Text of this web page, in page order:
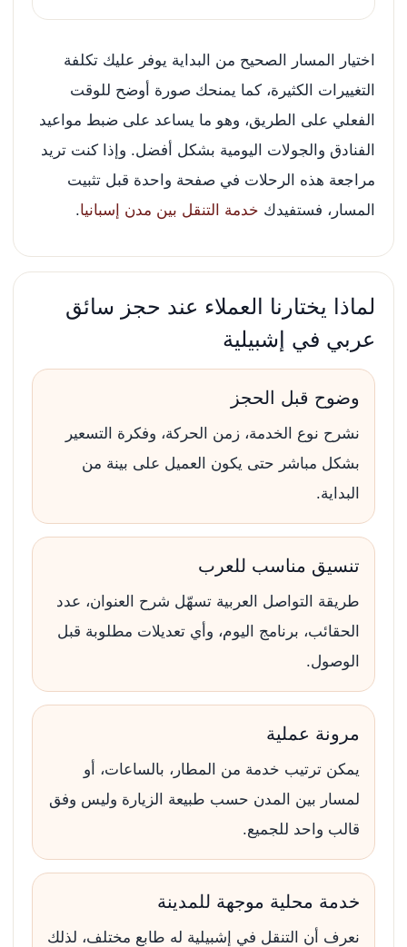
اختيار المسار الصحيح من البداية يوفر عليك تكلفة
التغييرات الكثيرة، كما يمنحك صورة أوضح للوقت
الفعلي على الطريق، وهو ما يساعد على ضبط مواعيد
الفنادق والجولات اليومية بشكل أفضل. وإذا كنت تريد
مراجعة هذه الرحلات في صفحة واحدة قبل تثبيت
المسار، فستفيدك خدمة التنقل بين مدن إسبانيا.
لماذا يختارنا العملاء عند حجز سائق
عربي في إشبيلية
وضوح قبل الحجز
نشرح نوع الخدمة، زمن الحركة، وفكرة التسعير
بشكل مباشر حتى يكون العميل على بينة من
البداية.
تنسيق مناسب للعرب
طريقة التواصل العربية تسهّل شرح العنوان، عدد
الحقائب، برنامج اليوم، وأي تعديلات مطلوبة قبل
الوصول.
مرونة عملية
يمكن ترتيب خدمة من المطار، بالساعات، أو
لمسار بين المدن حسب طبيعة الزيارة وليس وفق
قالب واحد للجميع.
خدمة محلية موجهة للمدينة
نعرف أن التنقل في إشبيلية له طابع مختلف، لذلك